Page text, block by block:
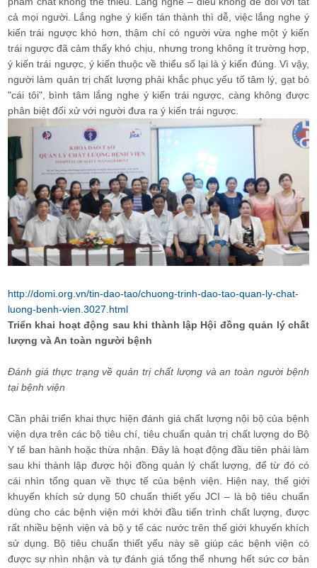
cả mọi người. Lắng nghe ý kiến tán thành thì dễ, việc lắng nghe ý
kiến trái ngược khó hơn, thậm chí có người vừa nghe một ý kiến
trái ngược đã cảm thấy khó chịu, nhưng trong không ít trường hợp,
ý kiến trái ngược, ý kiến thuộc về thiểu số lại là ý kiến đúng. Vì vậy,
người làm quản trị chất lượng phải khắc phục yếu tố tâm lý, gạt bỏ
"cái tôi", bình tâm lắng nghe ý kiến trái ngược, càng không được
phân biệt đối xử với người đưa ra ý kiến trái ngược.
http://domi.org.vn/tin-dao-tao/chuong-trinh-dao-tao-quan-ly-chat-
luong-benh-vien.3027.html
Triển khai hoạt động sau khi thành lập Hội đồng quản lý chất
lượng và An toàn người bệnh
Đánh giá thực trạng về quản trị chất lượng và an toàn người bệnh
tại bệnh viện
Cần phải triển khai thực hiện đánh giá chất lượng nội bộ của bệnh
viện dựa trên các bộ tiêu chí, tiêu chuẩn quản trị chất lượng do Bộ
Y tế ban hành hoặc thừa nhận. Đây là hoạt động đầu tiên phải làm
sau khi thành lập được hội đồng quản lý chất lượng, để từ đó có
cái nhìn tổng quan về thực tế của bệnh viện. Hiện nay, thế giới
khuyến khích sử dụng 50 chuẩn thiết yếu JCI – là bộ tiêu chuẩn
dùng cho các bệnh viện mới khởi đầu tiến trình chất lượng, được
rất nhiều bệnh viện và bộ y tế các nước trên thế giới khuyến khích
sử dụng. Bộ tiêu chuẩn thiết yếu này sẽ giúp các bệnh viện có
được sự nhìn nhận và tự đánh giá tổng thể nhưng hết sức cơ bản